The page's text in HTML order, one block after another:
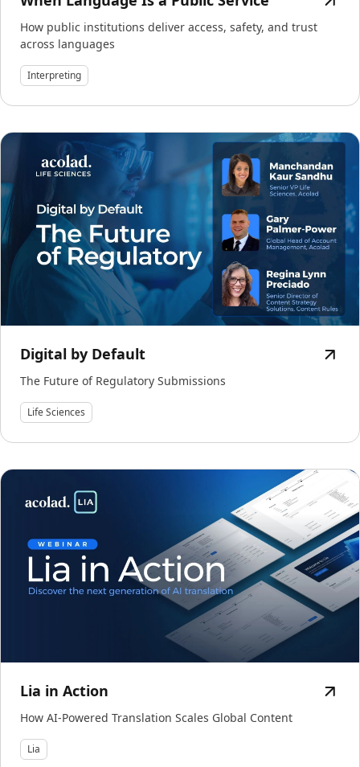
How public institutions deliver access, safety, and trust
across languages
Interpreting
Digital by Default
The Future of Regulatory Submissions
Life Sciences
Lia in Action
How AI-Powered Translation Scales Global Content
Lia